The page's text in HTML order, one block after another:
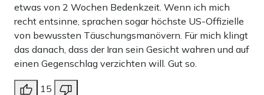
etwas von 2 Wochen Bedenkzeit. Wenn ich mich
recht entsinne, sprachen sogar höchste US-Offizielle
von bewussten Täuschungsmanövern. Für mich klingt
das danach, dass der Iran sein Gesicht wahren und auf
einen Gegenschlag verzichten will. Gut so.
15